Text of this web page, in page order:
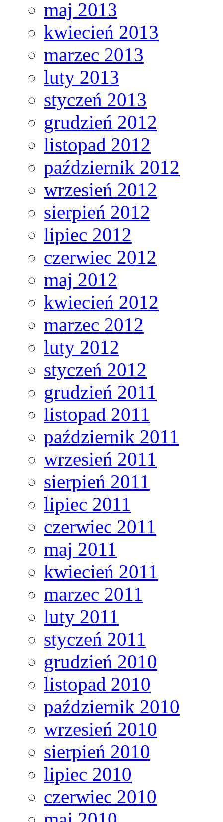
maj 2013
kwiecień 2013
marzec 2013
luty 2013
styczeń 2013
grudzień 2012
listopad 2012
październik 2012
wrzesień 2012
sierpień 2012
lipiec 2012
czerwiec 2012
maj 2012
kwiecień 2012
marzec 2012
luty 2012
styczeń 2012
grudzień 2011
listopad 2011
październik 2011
wrzesień 2011
sierpień 2011
lipiec 2011
czerwiec 2011
maj 2011
kwiecień 2011
marzec 2011
luty 2011
styczeń 2011
grudzień 2010
listopad 2010
październik 2010
wrzesień 2010
sierpień 2010
lipiec 2010
czerwiec 2010